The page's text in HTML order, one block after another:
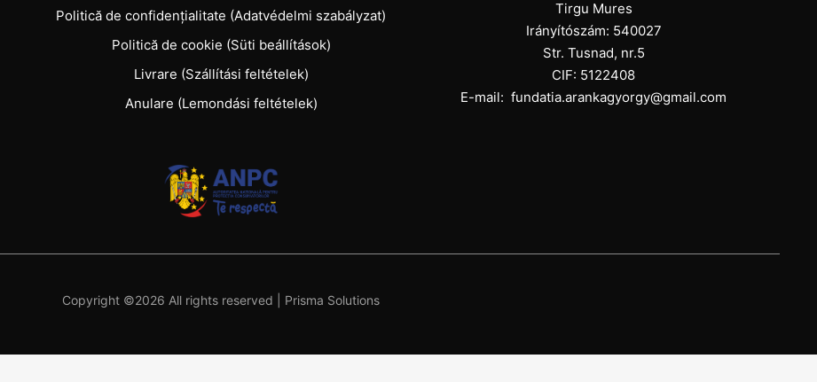
Politică de confidențialitate (Adatvédelmi szabályzat)
Politică de cookie (Süti beállítások)
Livrare (Szállítási feltételek)
Anulare (Lemondási feltételek)
Tirgu Mures
Irányítószám: 540027
Str. Tusnad, nr.5
CIF: 5122408
E-mail: fundatia.arankagyorgy@gmail.com
Copyright ©2026 All rights reserved | Prisma Solutions